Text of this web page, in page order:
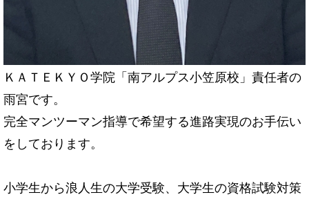
ＫＡＴＥＫＹＯ学院「南アルプス小笠原校」責任者の
雨宮です。
完全マンツーマン指導で希望する進路実現のお手伝い
をしております。
小学生から浪人生の大学受験、大学生の資格試験対策